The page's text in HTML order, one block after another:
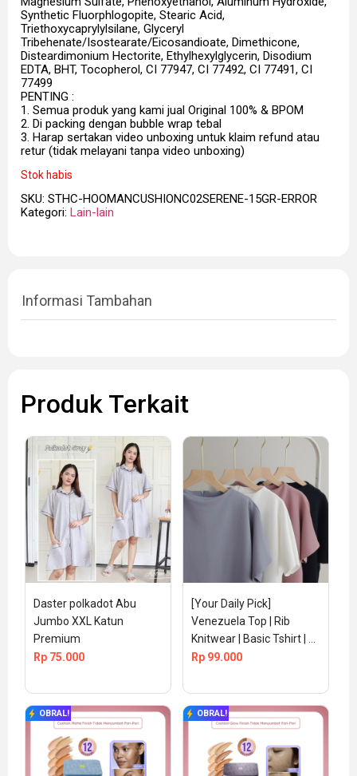
Synthetic Fluorphlogopite, Stearic Acid,
Triethoxycaprylylsilane, Glyceryl
Tribehenate/Isostearate/Eicosandioate, Dimethicone,
Disteardimonium Hectorite, Ethylhexylglycerin, Disodium
EDTA, BHT, Tocopherol, CI 77947, CI 77492, CI 77491, CI
77499
PENTING :
1. Semua produk yang kami jual Original 100% & BPOM
2. Di packing dengan bubble wrap tebal
3. Harap sertakan video unboxing untuk klaim refund atau
retur (tidak melayani tanpa video unboxing)
Stok habis
SKU: STHC-HOOMANCUSHIONC02SERENE-15GR-ERROR
Kategori: Lain-lain
Informasi Tambahan
Produk Terkait
Daster polkadot Abu
Jumbo XXL Katun
Premium
Rp 75.000
[Your Daily Pick]
Venezuela Top | Rib
Knitwear | Basic Tshirt |
Fit to L
Rp 99.000
OBRAL! OBRAL!